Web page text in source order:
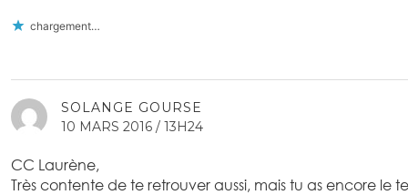
chargement…
SOLANGE GOURSE
10 MARS 2016 / 13H24
CC Laurène,
Très contente de te retrouver aussi, mais tu as encore le